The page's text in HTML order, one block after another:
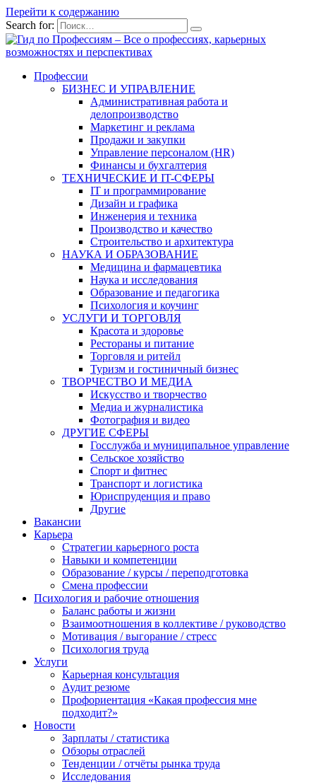
Перейти к содержанию
Search for:
Профессии
БИЗНЕС И УПРАВЛЕНИЕ
Административная работа и
делопроизводство
Маркетинг и реклама
Продажи и закупки
Управление персоналом (HR)
Финансы и бухгалтерия
ТЕХНИЧЕСКИЕ И IT-СФЕРЫ
IT и программирование
Дизайн и графика
Инженерия и техника
Производство и качество
Строительство и архитектура
НАУКА И ОБРАЗОВАНИЕ
Медицина и фармацевтика
Наука и исследования
Образование и педагогика
Психология и коучинг
УСЛУГИ И ТОРГОВЛЯ
Красота и здоровье
Рестораны и питание
Торговля и ритейл
Туризм и гостиничный бизнес
ТВОРЧЕСТВО И МЕДИА
Искусство и творчество
Медиа и журналистика
Фотография и видео
ДРУГИЕ СФЕРЫ
Госслужба и муниципальное управление
Сельское хозяйство
Спорт и фитнес
Транспорт и логистика
Юриспруденция и право
Другие
Вакансии
Карьера
Стратегии карьерного роста
Навыки и компетенции
Образование / курсы / переподготовка
Смена профессии
Психология и рабочие отношения
Баланс работы и жизни
Взаимоотношения в коллективе / руководство
Мотивация / выгорание / стресс
Психология труда
Услуги
Карьерная консультация
Аудит резюме
Профориентация «Какая профессия мне
подходит?»
Новости
Зарплаты / статистика
Обзоры отраслей
Тенденции / отчёты рынка труда
Исследования